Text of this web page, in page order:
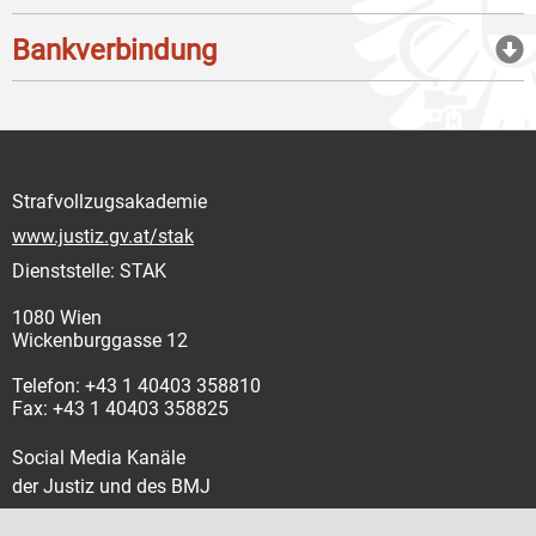
Bankverbindung
Strafvollzugsakademie
www.justiz.gv.at/stak
Dienststelle: STAK
1080 Wien
Wickenburggasse 12
Telefon: +43 1 40403 358810
Fax: +43 1 40403 358825
Social Media Kanäle
der Justiz und des BMJ